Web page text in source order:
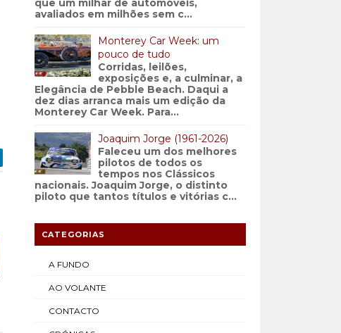
que um milhar de automóveis,
avaliados em milhões sem c...
Monterey Car Week: um
pouco de tudo
Corridas, leilões,
exposições e, a culminar, a
Elegância de Pebble Beach. Daqui a
dez dias arranca mais um edição da
Monterey Car Week. Para...
Joaquim Jorge (1961-2026)
Faleceu um dos melhores
pilotos de todos os
tempos nos Clássicos
nacionais. Joaquim Jorge, o distinto
piloto que tantos títulos e vitórias c...
CATEGORIAS
A FUNDO
AO VOLANTE
CONTACTO